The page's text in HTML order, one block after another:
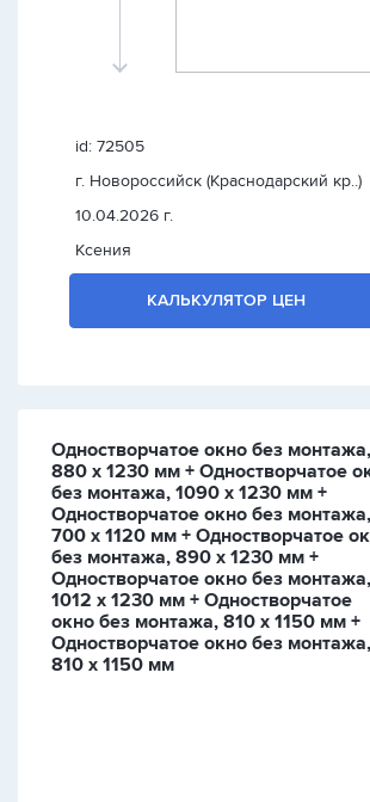
id: 72505
г. Новороссийск (Краснодарский кр..)
10.04.2026 г.
Ксения
КАЛЬКУЛЯТОР ЦЕН
Одностворчатое окно без монтажа,
880 х 1230 мм + Одностворчатое
без монтажа, 1090 х 1230 мм +
Одностворчатое окно без монтажа,
700 х 1120 мм + Одностворчатое
без монтажа, 890 х 1230 мм +
Одностворчатое окно без монтажа,
1012 х 1230 мм + Одностворчатое
окно без монтажа, 810 х 1150 мм +
Одностворчатое окно без монтажа,
810 х 1150 мм